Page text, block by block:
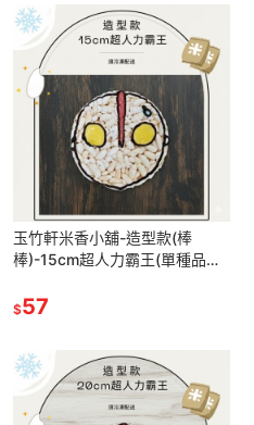
玉竹軒米香小舖-造型款(棒
棒)-15cm超人力霸王(單種品項.
$57